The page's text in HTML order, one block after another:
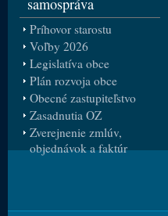
samospráva
Príhovor starostu
Voľby 2026
Legislatíva obce
Plán rozvoja obce
Obecné zastupiteľstvo
Zasadnutia OZ
Zverejnenie zmlúv,
objednávok a faktúr